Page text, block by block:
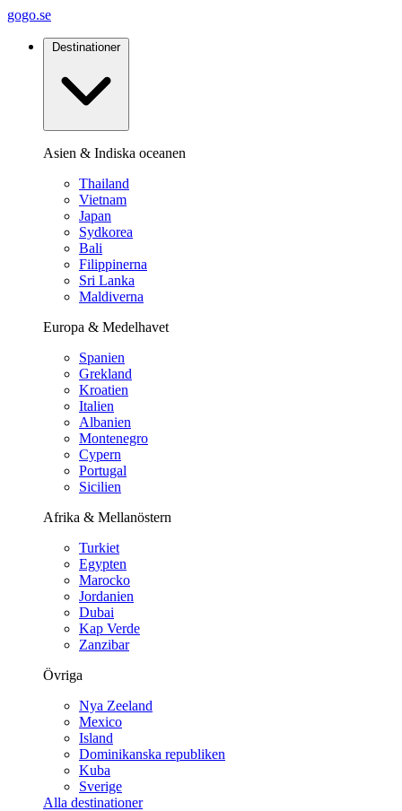
gogo.se
Destinationer
Asien & Indiska oceanen
Thailand
Vietnam
Japan
Sydkorea
Bali
Filippinerna
Sri Lanka
Maldiverna
Europa & Medelhavet
Spanien
Grekland
Kroatien
Italien
Albanien
Montenegro
Cypern
Portugal
Sicilien
Afrika & Mellanöstern
Turkiet
Egypten
Marocko
Jordanien
Dubai
Kap Verde
Zanzibar
Övriga
Nya Zeeland
Mexico
Island
Dominikanska republiken
Kuba
Sverige
Alla destinationer